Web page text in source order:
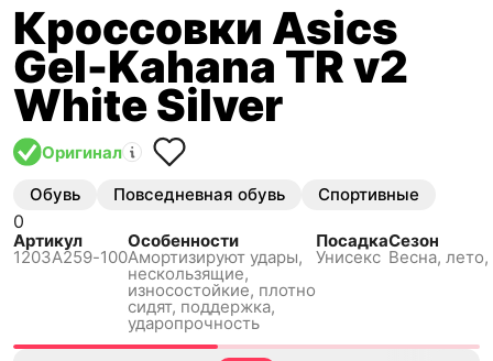
Кроссовки Asics
Gel-Kahana TR v2
White Silver
Оригинал
Обувь Повседневная обувь Спортивные
0
Артикул
1203A259-100
Особенности
Амортизируют удары,
нескользящиe,
износостойкие, плотно
сидят, поддержка,
ударопрочность
Посадка
Унисекс
Сезон
Весна, лето,